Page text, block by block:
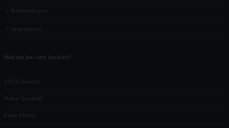
Bewertungen
Impressum
Warum bei uns kaufen?
100% Service
Hohe Qualität
Faire Preise